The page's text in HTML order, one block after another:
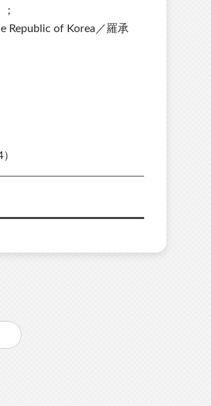
Republic of Korea／羅承